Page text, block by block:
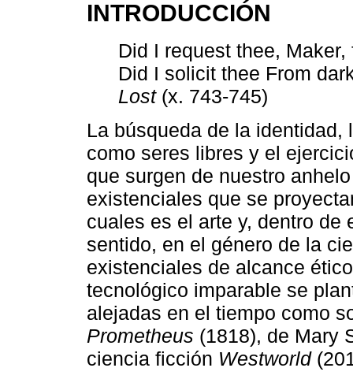
INTRODUCCIÓN
Did I request thee,
Did I solicit thee From
Lost(x. 743-745)
La búsqueda de la
como seres libres y el
que surgen de nuestro
existenciales que se
cuales es el arte y, dentro de
sentido, en el género de la
existenciales de alcance
tecnológico imparable se
alejadas en el tiempo como
Prometheus (1818), de Mary
ciencia ficción Westworld